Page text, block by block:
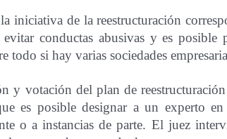
iniciativa de la reestructuración
evitar conductas abusivas y es posible
todo si hay varias sociedades
y votación del plan de
es posible designar a un experto en
o a instancias de parte. El juez